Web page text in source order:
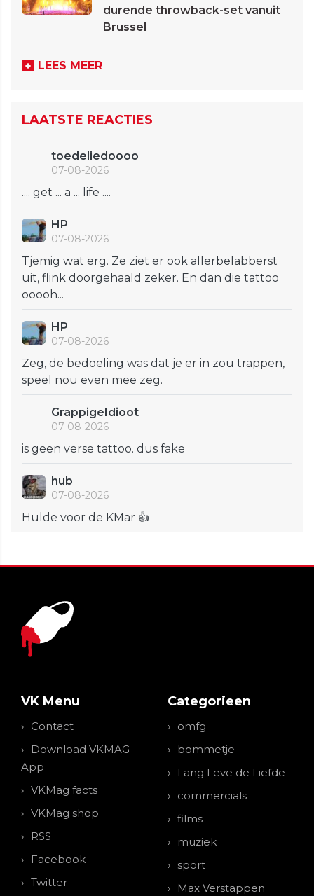
durende throwback-set vanuit
Brussel
LEES MEER
LAATSTE REACTIES
toedeliedoooo
07-08-2026
.... get ... a ... life ....
HP
07-08-2026
Tjemig wat erg. Ze ziet er ook allerbelabberst
uit, flink doorgehaald zeker. En dan die tattoo
ooooh...
HP
07-08-2026
Zeg, de bedoeling was dat je er in zou trappen,
speel nou even mee zeg.
GrappigeIdioot
07-08-2026
is geen verse tattoo. dus fake
hub
07-08-2026
Hulde voor de KMar 👍
VK Menu
Contact
Download VKMAG
App
VKMag facts
VKMag shop
RSS
Facebook
Twitter
Categorieen
omfg
bommetje
Lang Leve de Liefde
commercials
films
muziek
sport
Max Verstappen